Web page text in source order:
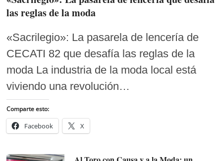
las reglas de la moda
«Sacrilegio»: La pasarela de lencería de
CECATI 82 que desafía las reglas de la
moda La industria de la moda local está
viviendo una revolución…
Comparte esto:
Facebook X